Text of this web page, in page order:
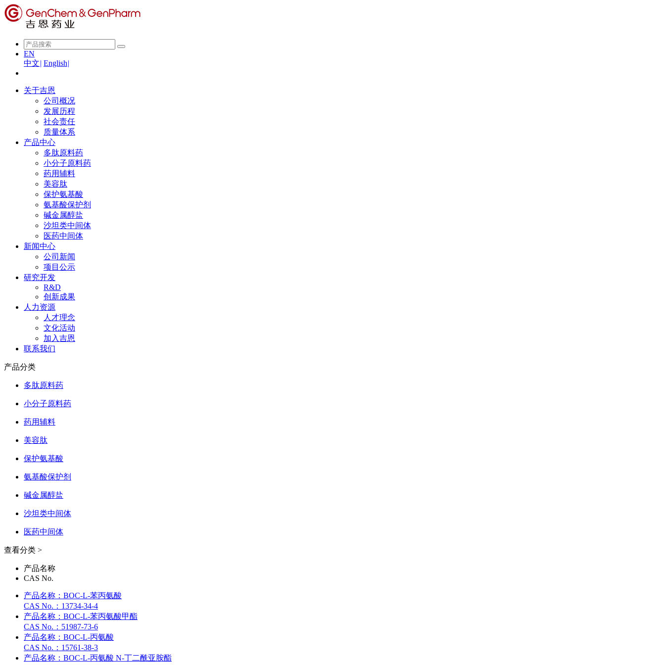
EN
中文| English|
关于吉恩
公司概况
发展历程
社会责任
质量体系
产品中心
多肽原料药
小分子原料药
药用辅料
美容肽
保护氨基酸
氨基酸保护剂
碱金属醇盐
沙坦类中间体
医药中间体
新闻中心
公司新闻
项目公示
研究开发
R&D
创新成果
人力资源
人才理念
文化活动
加入吉恩
联系我们
产品分类
多肽原料药
小分子原料药
药用辅料
美容肽
保护氨基酸
氨基酸保护剂
碱金属醇盐
沙坦类中间体
医药中间体
查看分类 >
产品名称
CAS No.
产品名称： BOC-L-苯丙氨酸
CAS No.： 13734-34-4
产品名称： BOC-L-苯丙氨酸甲酯
CAS No.： 51987-73-6
产品名称： BOC-L-丙氨酸
CAS No.： 15761-38-3
产品名称： BOC-L-丙氨酸 N-丁二酰亚胺酯